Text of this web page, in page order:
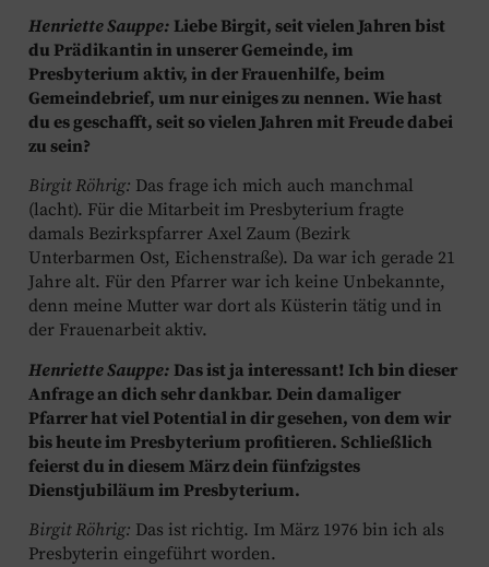
Henriette Sauppe: Liebe Birgit, seit vielen Jahren bist
du Prädikantin in unserer Gemeinde, im
Presbyterium aktiv, in der Frauenhilfe, beim
Gemeindebrief, um nur einiges zu nennen. Wie hast
du es geschafft, seit so vielen Jahren mit Freude dabei
zu sein?
Birgit Röhrig: Das frage ich mich auch manchmal
(lacht). Für die Mitarbeit im Presbyterium fragte
damals Bezirkspfarrer Axel Zaum (Bezirk
Unterbarmen Ost, Eichenstraße). Da war ich gerade 21
Jahre alt. Für den Pfarrer war ich keine Unbekannte,
denn meine Mutter war dort als Küsterin tätig und in
der Frauenarbeit aktiv.
Henriette Sauppe: Das ist ja interessant! Ich bin dieser
Anfrage an dich sehr dankbar. Dein damaliger
Pfarrer hat viel Potential in dir gesehen, von dem wir
bis heute im Presbyterium profitieren. Schließlich
feierst du in diesem März dein fünfzigstes
Dienstjubiläum im Presbyterium.
Birgit Röhrig: Das ist richtig. Im März 1976 bin ich als
Presbyterin eingeführt worden.